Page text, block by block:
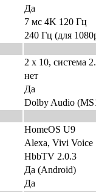
Да
7 мс 4K 120 Гц
240 Гц (для
2 х 10, система
нет
Да
Dolby Audio
HomeOS U9
Alexa, Vivi Voice
HbbTV 2.0.3
Да (Android)
Да